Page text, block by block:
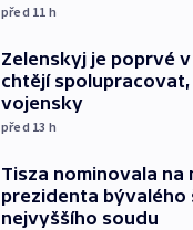
před 11 h
Zelenskyj je poprvé
chtějí spolupracovat,
vojensky
před 13 h
Tisza nominovala na
prezidenta bývalého
nejvyššího soudu